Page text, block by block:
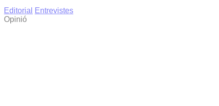
Editorial
Entrevistes
Opinió